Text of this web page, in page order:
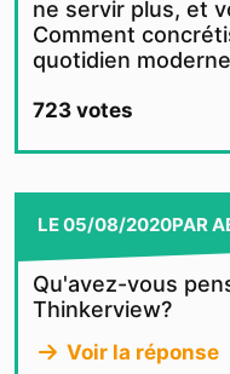
ne servir plus, et
Comment
quotidien
723 votes
LE05/08/2020PAR
Qu'avez-vous
Thinkerview?
Voir la réponse